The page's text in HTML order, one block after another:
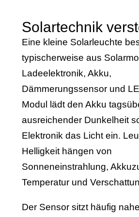
Solartechnik
Eine kleine Solarleuchte
typischerweise aus
Ladeelektronik, Akku,
Dämmerungssensor und
Modul lädt den Akku
ausreichender Dunkelheit
Elektronik das Licht ein.
Helligkeit hängen von
Sonneneinstrahlung,
Temperatur und
Der Sensor sitzt häufig